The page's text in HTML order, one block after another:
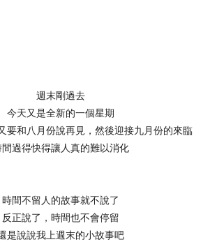
週末剛過去
今天又是全新的一個星期
要和八月份說再見，然後迎接九月份的來臨
間過得快得讓人真的難以消化
時間不留人的故事就不說了
反正說了，時間也不會停留
是說說我上週末的小故事吧